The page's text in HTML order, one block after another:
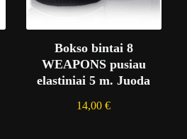
Bokso bintai 8
WEAPONS pusiau
elastiniai 5 m. Juoda
14,00€